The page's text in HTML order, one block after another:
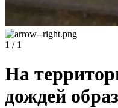
1 / 1
На
дождей